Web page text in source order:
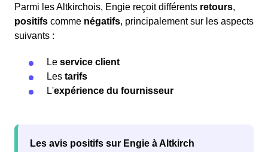
Parmi les Altkirchois, Engie reçoit différents retours,
positifs comme négatifs, principalement sur les aspects
suivants :
Le service client
Les tarifs
L'expérience du fournisseur
Les avis positifs sur Engie à Altkirch